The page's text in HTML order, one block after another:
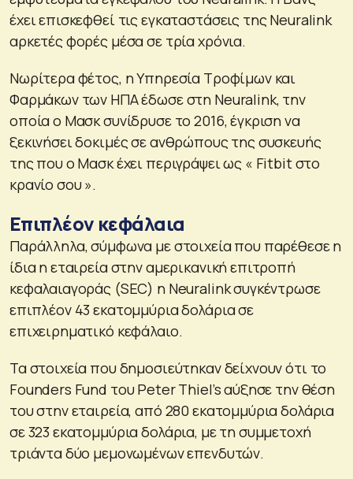
έχει επισκεφθεί τις εγκαταστάσεις της Neuralink
αρκετές φορές μέσα σε τρία χρόνια.
Νωρίτερα φέτος, η Υπηρεσία Τροφίμων και
Φαρμάκων των ΗΠΑ έδωσε στη Neuralink, την
οποία ο Μασκ συνίδρυσε το 2016, έγκριση να
ξεκινήσει δοκιμές σε ανθρώπους της συσκευής
της που ο Μασκ έχει περιγράψει ως « Fitbit στο
κρανίο σου ».
Επιπλέον κεφάλαια
Παράλληλα, σύμφωνα με στοιχεία που παρέθεσε η
ίδια η εταιρεία στην αμερικανική επιτροπή
κεφαλαιαγοράς (SEC) η Neuralink συγκέντρωσε
επιπλέον 43 εκατομμύρια δολάρια σε
επιχειρηματικό κεφάλαιο.
Τα στοιχεία που δημοσιεύτηκαν δείχνουν ότι το
Founders Fund του Peter Thiel’s αύξησε την θέση
του στην εταιρεία, από 280 εκατομμύρια δολάρια
σε 323 εκατομμύρια δολάρια, με τη συμμετοχή
τριάντα δύο μεμονωμένων επενδυτών.